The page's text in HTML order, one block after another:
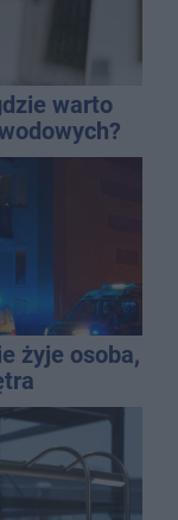
warto
żyje osoba,